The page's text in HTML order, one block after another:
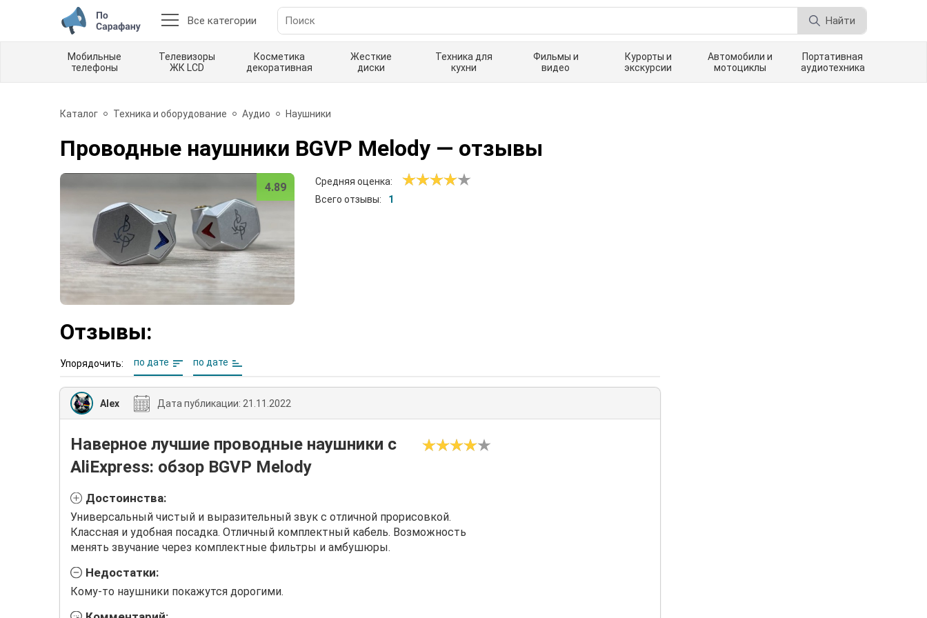
Все категории Найти
Мобильные
телефоны
Телевизоры
ЖК LCD
Косметика
декоративная
Жесткие
диски
Техника для
кухни
Фильмы и
видео
Курорты и
экскурсии
Автомобили и
мотоциклы
Портативная
аудиотехника
Каталог Техника и оборудование Аудио Наушники
Проводные наушники BGVP Melody — отзывы
4.89
Средняя оценка:
Всего отзывы:
1
Отзывы:
Упорядочить: по дате по дате
Alex Дата публикации: 21.11.2022
Наверное лучшие проводные наушники с
AliExpress: обзор BGVP Melody
Достоинства:
Универсальный чистый и выразительный звук с отличной прорисовкой.
Классная и удобная посадка. Отличный комплектный кабель. Возможность
менять звучание через комплектные фильтры и амбушюры.
Недостатки:
Кому-то наушники покажутся дорогими.